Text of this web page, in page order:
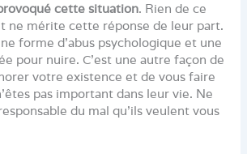
cette situation. Rien de ce
ne mérite cette réponse de leur part.
forme d’abus psychologique et une
pour nuire. C’est une autre façon de
votre existence et de vous faire
pas important dans leur vie. Ne
du mal qu’ils veulent vous